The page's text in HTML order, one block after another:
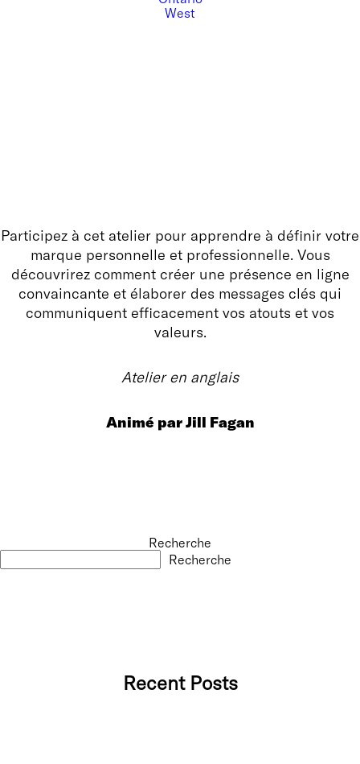
West
Participez à cet atelier pour apprendre à définir votre
marque personnelle et professionnelle. Vous
découvrirez comment créer une présence en ligne
convaincante et élaborer des messages clés qui
communiquent efficacement vos atouts et vos
valeurs.
Atelier en anglais
Animé par Jill Fagan
Recherche
Recherche
Recent Posts